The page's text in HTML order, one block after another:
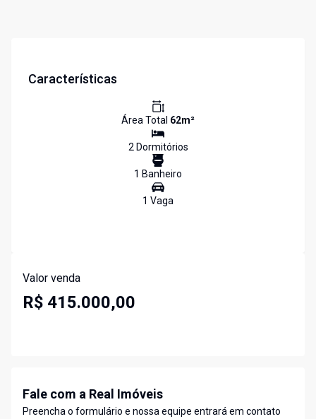
Características
Área Total 62m²
2Dormitórios
1 Banheiro
1 Vaga
Valor venda
R$ 415.000,00
Fale com a Real Imóveis
Preencha o formulário e nossa equipe entrará em contato